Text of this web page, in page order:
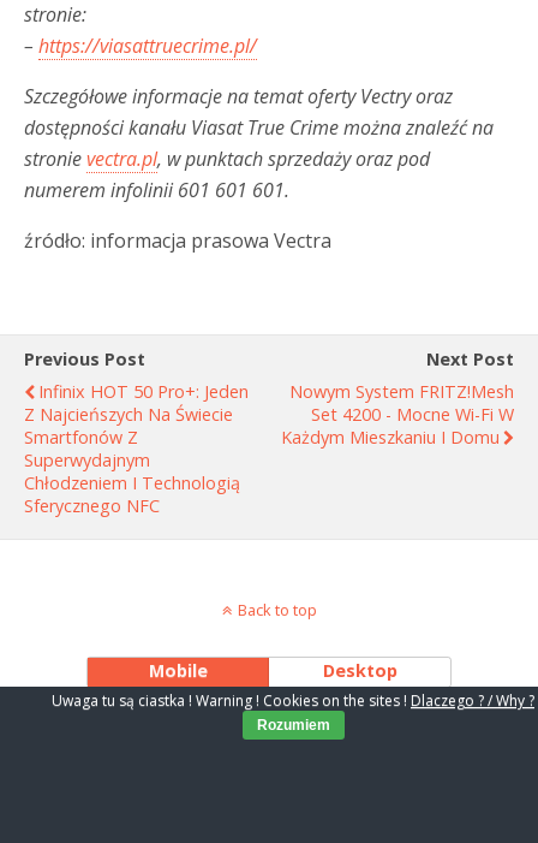
stronie:
– https://viasattruecrime.pl/
Szczegółowe informacje na temat oferty Vectry oraz
dostępności kanału Viasat True Crime można znaleźć na
stronievectra.pl, w punktach sprzedaży oraz pod
numerem infolinii 601 601 601.
źródło: informacja prasowa Vectra
Previous Post
Infinix HOT 50 Pro+: Jeden
Z Najcieńszych Na Świecie
Smartfonów Z
Superwydajnym
Chłodzeniem I Technologią
Sferycznego NFC
Next Post
Nowym System FRITZ!Mesh
Set 4200 - Mocne Wi-Fi W
Każdym Mieszkaniu I Domu
Back to top
Mobile Desktop
Uwaga tu są ciastka ! Warning ! Cookies on the sites ! Dlaczego ? / Why ?
Rozumiem